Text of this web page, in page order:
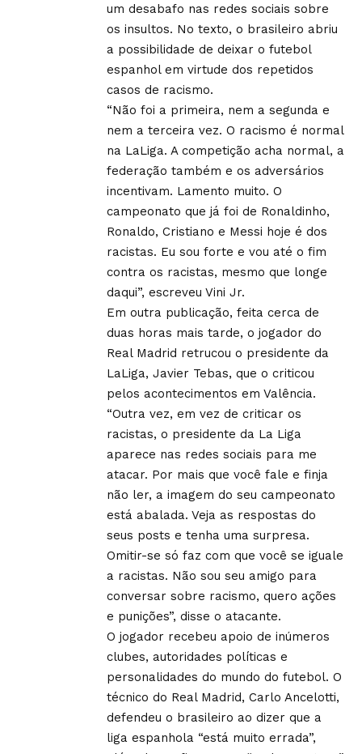
um desabafo nas redes sociais sobre
os insultos. No texto, o brasileiro abriu
a possibilidade de deixar o futebol
espanhol em virtude dos repetidos
casos de racismo.
“Não foi a primeira, nem a segunda e
nem a terceira vez. O racismo é normal
na LaLiga. A competição acha normal, a
federação também e os adversários
incentivam. Lamento muito. O
campeonato que já foi de Ronaldinho,
Ronaldo, Cristiano e Messi hoje é dos
racistas. Eu sou forte e vou até o fim
contra os racistas, mesmo que longe
daqui”, escreveu Vini Jr.
Em outra publicação, feita cerca de
duas horas mais tarde, o jogador do
Real Madrid retrucou o presidente da
LaLiga, Javier Tebas, que o criticou
pelos acontecimentos em Valência.
“Outra vez, em vez de criticar os
racistas, o presidente da La Liga
aparece nas redes sociais para me
atacar. Por mais que você fale e finja
não ler, a imagem do seu campeonato
está abalada. Veja as respostas do
seus posts e tenha uma surpresa.
Omitir-se só faz com que você se iguale
a racistas. Não sou seu amigo para
conversar sobre racismo, quero ações
e punições”, disse o atacante.
O jogador recebeu apoio de inúmeros
clubes, autoridades políticas e
personalidades do mundo do futebol. O
técnico do Real Madrid, Carlo Ancelotti,
defendeu o brasileiro ao dizer que a
liga espanhola “está muito errada”,